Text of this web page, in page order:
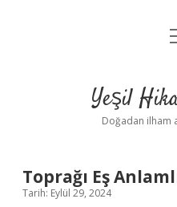
Yeşil
Doğadan ilham
Toprağı Eş
Tarih: Eylül 29, 2024